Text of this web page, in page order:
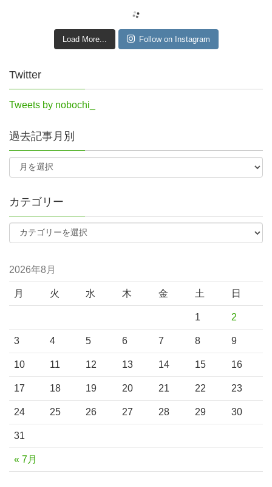
Load More... Follow on Instagram
Twitter
Tweets by nobochi_
過去記事月別
カテゴリー
2026年8月
月 火 水 木 金 土 日
« 7月
1 2
3 4 5 6 7 8 9
10 11 12 13 14 15 16
17 18 19 20 21 22 23
24 25 26 27 28 29 30
31